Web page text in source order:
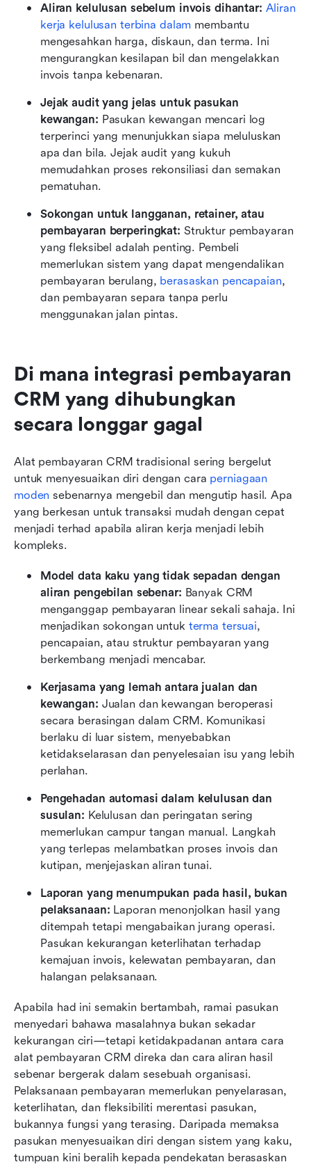
Aliran kelulusan sebelum invois dihantar: Aliran
kerja kelulusan terbina dalam membantu
mengesahkan harga, diskaun, dan terma. Ini
mengurangkan kesilapan bil dan mengelakkan
invois tanpa kebenaran.
Jejak audit yang jelas untuk pasukan
kewangan: Pasukan kewangan mencari log
terperinci yang menunjukkan siapa meluluskan
apa dan bila. Jejak audit yang kukuh
memudahkan proses rekonsiliasi dan semakan
pematuhan.
Sokongan untuk langganan, retainer, atau
pembayaran berperingkat: Struktur pembayaran
yang fleksibel adalah penting. Pembeli
memerlukan sistem yang dapat mengendalikan
pembayaran berulang, berasaskan pencapaian,
dan pembayaran separa tanpa perlu
menggunakan jalan pintas.
Di mana integrasi pembayaran
CRM yang dihubungkan
secara longgar gagal
Alat pembayaran CRM tradisional sering bergelut
untuk menyesuaikan diri dengan cara perniagaan
moden sebenarnya mengebil dan mengutip hasil. Apa
yang berkesan untuk transaksi mudah dengan cepat
menjadi terhad apabila aliran kerja menjadi lebih
kompleks.
Model data kaku yang tidak sepadan dengan
aliran pengebilan sebenar: Banyak CRM
menganggap pembayaran linear sekali sahaja. Ini
menjadikan sokongan untuk terma tersuai,
pencapaian, atau struktur pembayaran yang
berkembang menjadi mencabar.
Kerjasama yang lemah antara jualan dan
kewangan: Jualan dan kewangan beroperasi
secara berasingan dalam CRM. Komunikasi
berlaku di luar sistem, menyebabkan
ketidakselarasan dan penyelesaian isu yang lebih
perlahan.
Pengehadan automasi dalam kelulusan dan
susulan: Kelulusan dan peringatan sering
memerlukan campur tangan manual. Langkah
yang terlepas melambatkan proses invois dan
kutipan, menjejaskan aliran tunai.
Laporan yang menumpukan pada hasil, bukan
pelaksanaan: Laporan menonjolkan hasil yang
ditempah tetapi mengabaikan jurang operasi.
Pasukan kekurangan keterlihatan terhadap
kemajuan invois, kelewatan pembayaran, dan
halangan pelaksanaan.
Apabila had ini semakin bertambah, ramai pasukan
menyedari bahawa masalahnya bukan sekadar
kekurangan ciri—tetapi ketidakpadanan antara cara
alat pembayaran CRM direka dan cara aliran hasil
sebenar bergerak dalam sesebuah organisasi.
Pelaksanaan pembayaran memerlukan penyelarasan,
keterlihatan, dan fleksibiliti merentasi pasukan,
bukannya fungsi yang terasing. Daripada memaksa
pasukan menyesuaikan diri dengan sistem yang kaku,
tumpuan kini beralih kepada pendekatan berasaskan